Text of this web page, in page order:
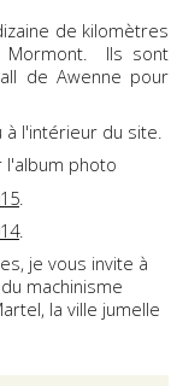
de kilomètres
Mormont. Ils sont
de Awenne pour
à l'intérieur du site.
l'album photo
.
je vous invite à
machinisme
la ville jumelle